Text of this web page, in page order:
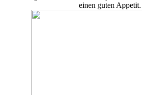
einen guten Appetit.